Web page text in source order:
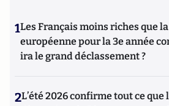
1Les Français moins riches que
européenne pour la 3e année
ira le grand déclassement ?
2L’été 2026 confirme tout ce que